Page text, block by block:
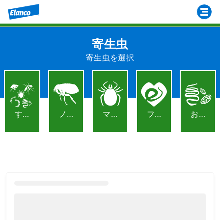
寄生虫
寄生虫を選択
すべて ノミ マダニ フィラリア お腹の虫